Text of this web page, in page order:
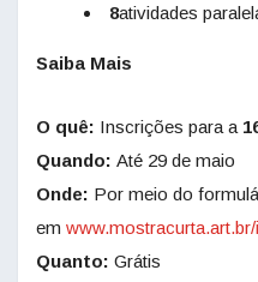
8atividades
Saiba Mais
O quê: Inscrições para a
Quando: Até 29 de maio
Onde: Por meio do
em
Quanto: Grátis